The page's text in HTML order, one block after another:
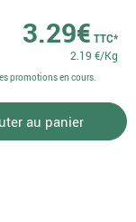
3.29€ TTC*
2.19 €/Kg
au panier
promotions en cours.